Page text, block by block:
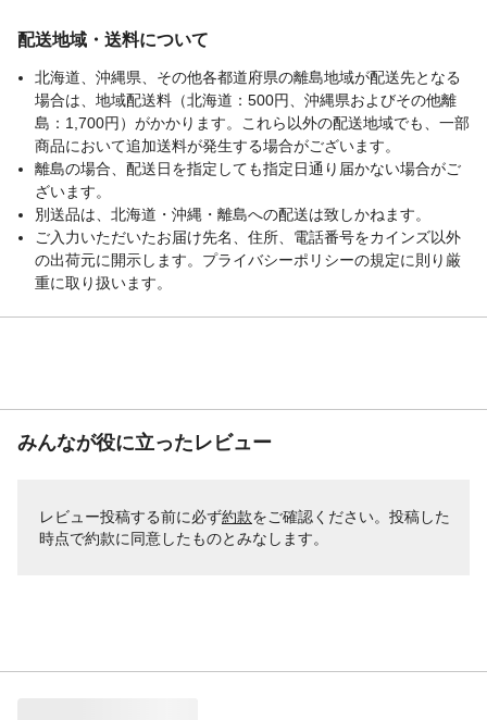
配送地域・送料について
北海道、沖縄県、その他各都道府県の離島地域が配送先となる
場合は、地域配送料（北海道：500円、沖縄県およびその他離
島：1,700円）がかかります。これら以外の配送地域でも、一部
商品において追加送料が発生する場合がございます。
離島の場合、配送日を指定しても指定日通り届かない場合がご
ざいます。
別送品は、北海道・沖縄・離島への配送は致しかねます。
ご入力いただいたお届け先名、住所、電話番号をカインズ以外
の出荷元に開示します。プライバシーポリシーの規定に則り厳
重に取り扱います。
みんなが役に立ったレビュー
レビュー投稿する前に必ず約款をご確認ください。投稿した
時点で約款に同意したものとみなします。